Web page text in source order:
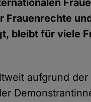
Frauenrechte
bleibt für viele
aufgrund